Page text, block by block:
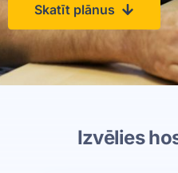
Skatīt plānus
Izvēlies